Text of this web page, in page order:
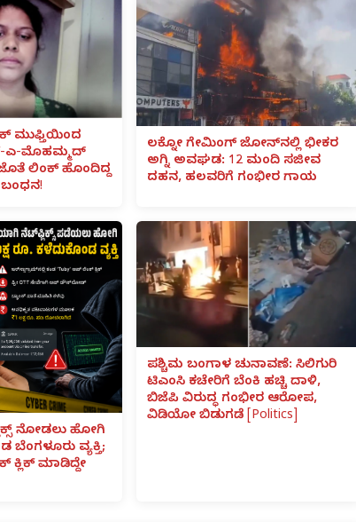
ಮುಫ್ತಿಯಿಂದ
ಎ-ಮೊಹಮ್ಮದ್
ಲಿಂಕ್ ಹೊಂದಿದ್ದ
ಲಕ್ನೋ ಗೇಮಿಂಗ್ ಜೋನ್‌ನಲ್ಲಿ ಭೀಕರ
ಅಗ್ನಿ ಅವಘಡ: 12 ಮಂದಿ ಸಜೀವ
ದಹನ, ಹಲವರಿಗೆ ಗಂಭೀರ ಗಾಯ
ನೋಡಲು ಹೋಗಿ
ಬೆಂಗಳೂರು ವ್ಯಕ್ತಿ;
ಕ್ಲಿಕ್ ಮಾಡಿದ್ದೇ
ಪಶ್ಚಿಮ ಬಂಗಾಳ ಚುನಾವಣೆ: ಸಿಲಿಗುರಿ
ಟಿಎಂಸಿ ಕಚೇರಿಗೆ ಬೆಂಕಿ ಹಚ್ಚಿ ದಾಳಿ,
ಬಿಜೆಪಿ ವಿರುದ್ಧ ಗಂಭೀರ ಆರೋಪ,
ವಿಡಿಯೋ ಬಿಡುಗಡೆ [Politics]